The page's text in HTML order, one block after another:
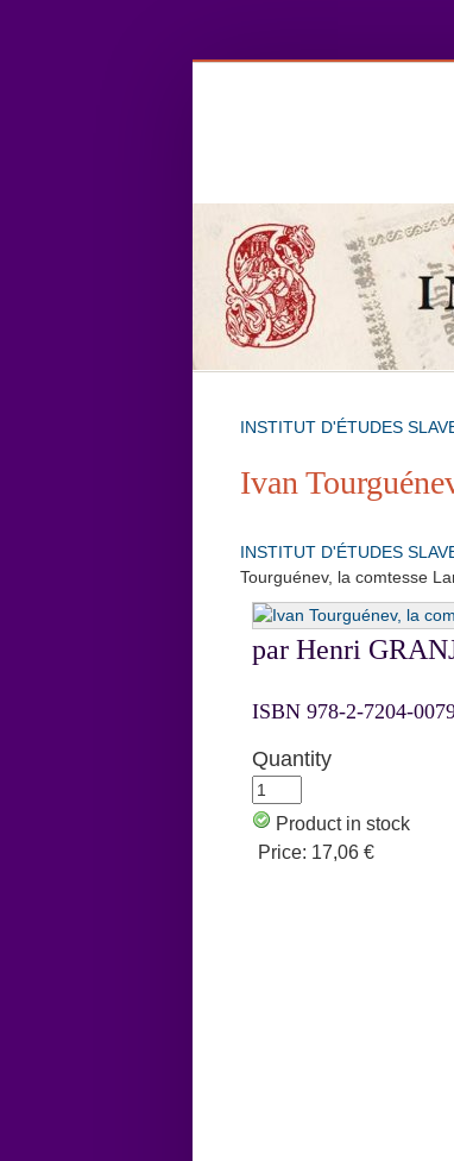
INSTITUT D'ÉTUDES
Ivan
INSTITUT D'ÉTUDES
Tourguénev, la comtesse
par Henri
ISBN 978-2-7204-
Quantity
Product in stock
Price: 17,06 €